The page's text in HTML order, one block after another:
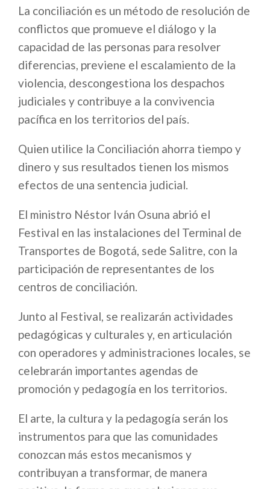
La conciliación es un método de resolución de
conflictos que promueve el diálogo y la
capacidad de las personas para resolver
diferencias, previene el escalamiento de la
violencia, descongestiona los despachos
judiciales y contribuye a la convivencia
pacífica en los territorios del país.
Quien utilice la Conciliación ahorra tiempo y
dinero y sus resultados tienen los mismos
efectos de una sentencia judicial.
El ministro Néstor Iván Osuna abrió el
Festival en las instalaciones del Terminal de
Transportes de Bogotá, sede Salitre, con la
participación de representantes de los
centros de conciliación.
Junto al Festival, se realizarán actividades
pedagógicas y culturales y, en articulación
con operadores y administraciones locales, se
celebrarán importantes agendas de
promoción y pedagogía en los territorios.
El arte, la cultura y la pedagogía serán los
instrumentos para que las comunidades
conozcan más estos mecanismos y
contribuyan a transformar, de manera